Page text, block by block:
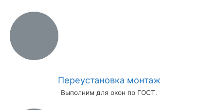
Переустановка монтаж
Выполним для окон по ГОСТ.